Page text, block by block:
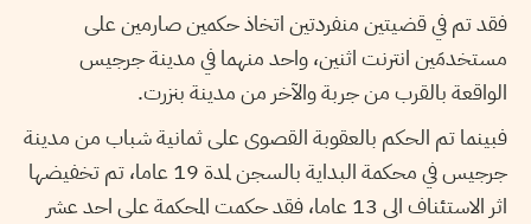
فقد تم في قضيتين منفردتين اتخاذ حكمين صارمين على
مستخدمَين انترنت اثنين، واحد منهما في مدينة جرجيس
الواقعة بالقرب من جربة والآخر من مدينة بنزرت.
فبينما تم الحكم بالعقوبة القصوى على ثمانية شباب من مدينة
جرجيس في محكمة البداية بالسجن لمدة 19 عاما، تم تخفيضها
اثر الاستئناف الى 13 عاما، فقد حكمت المحكمة على احد عشر